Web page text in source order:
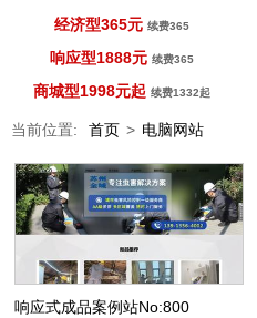
经济型365元 续费365
响应型1888元 续费365
商城型1998元起 续费1332起
当前位置: 首页 > 电脑网站
响应式成品案例站No:800